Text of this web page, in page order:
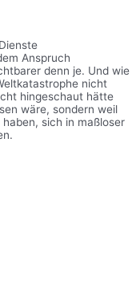
Anspruch
denn je. Und wie
nicht
hingeschaut hätte
wäre, sondern weil
sich in maßloser